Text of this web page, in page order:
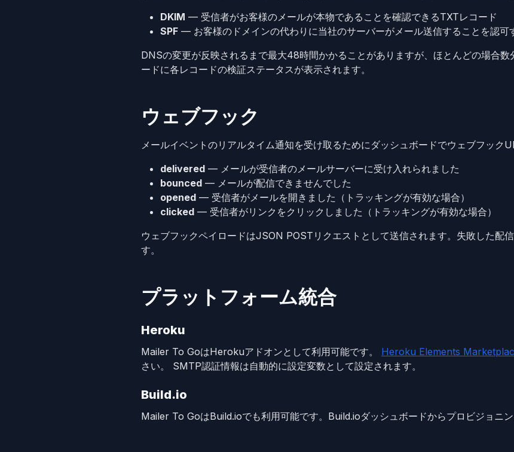
DKIM — 受信者がお客様のメールが本物であることを確認できるTXTレコード
SPF — お客様のドメインの代わりに当社のサーバーがメール送信することを認可
DNSの変更が反映されるまで最大48時間かかることがありますが、ほとんどの場合
ードに各レコードの検証ステータスが表示されます。
ウェブフック
メールイベントのリアルタイム通知を受け取るためにダッシュボードでウェブフック
delivered — メールが受信者のメールサーバーに受け入れられました
bounced — メールが配信できませんでした
opened — 受信者がメールを開きました（トラッキングが有効な場合）
clicked — 受信者がリンクをクリックしました（トラッキングが有効な場合）
ウェブフックペイロードはJSON POSTリクエストとして送信されます。失敗した配
す。
プラットフォーム統合
Heroku
Mailer To GoはHerokuアドオンとして利用可能です。 Heroku Elements
さい。 SMTP認証情報は自動的に設定変数として設定されます。
Build.io
Mailer To GoはBuild.ioでも利用可能です。Build.ioダッシュボードからプロビジョニン